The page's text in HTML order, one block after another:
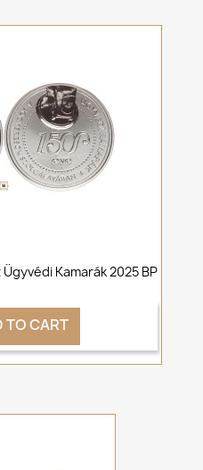
Kamarák 2025 BP
TO CART